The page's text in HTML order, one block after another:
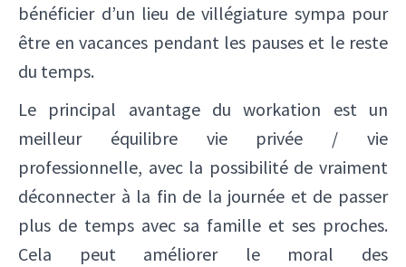
bénéficier d’un lieu de villégiature sympa pour
être en vacances pendant les pauses et le reste
du temps.
Le principal avantage du workation est un
meilleur équilibre vie privée / vie
professionnelle, avec la possibilité de vraiment
déconnecter à la fin de la journée et de passer
plus de temps avec sa famille et ses proches.
Cela peut améliorer le moral des